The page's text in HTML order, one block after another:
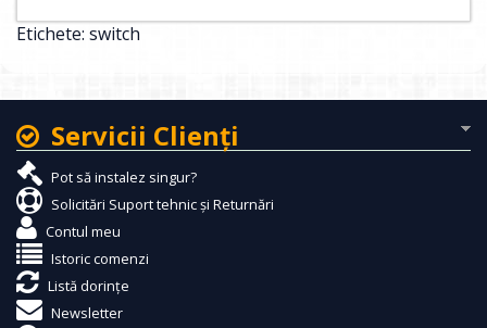
Etichete: switch
Servicii Clienţi
Pot să instalez singur?
Solicitări Suport tehnic și Returnări
Contul meu
Istoric comenzi
Listă dorințe
Newsletter